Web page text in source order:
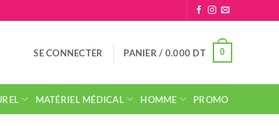
SE CONNECTER PANIER / 0.000 DT 0
MATÉRIEL MÉDICAL HOMME PROMO